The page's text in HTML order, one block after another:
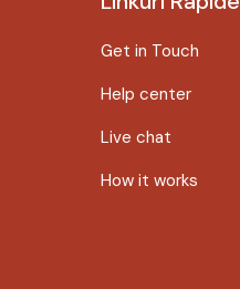
Get in Touch
Help center
Live chat
How it works